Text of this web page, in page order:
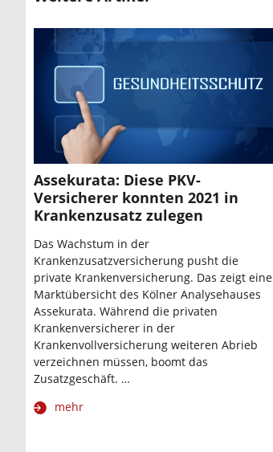
Assekurata: Diese PKV-
Versicherer konnten 2021 in
Krankenzusatz zulegen
Das Wachstum in der
Krankenzusatzversicherung pusht die
private Krankenversicherung. Das zeigt eine
Marktübersicht des Kölner Analysehauses
Assekurata. Während die privaten
Krankenversicherer in der
Krankenvollversicherung weiteren Abrieb
verzeichnen müssen, boomt das
Zusatzgeschäft. …
mehr